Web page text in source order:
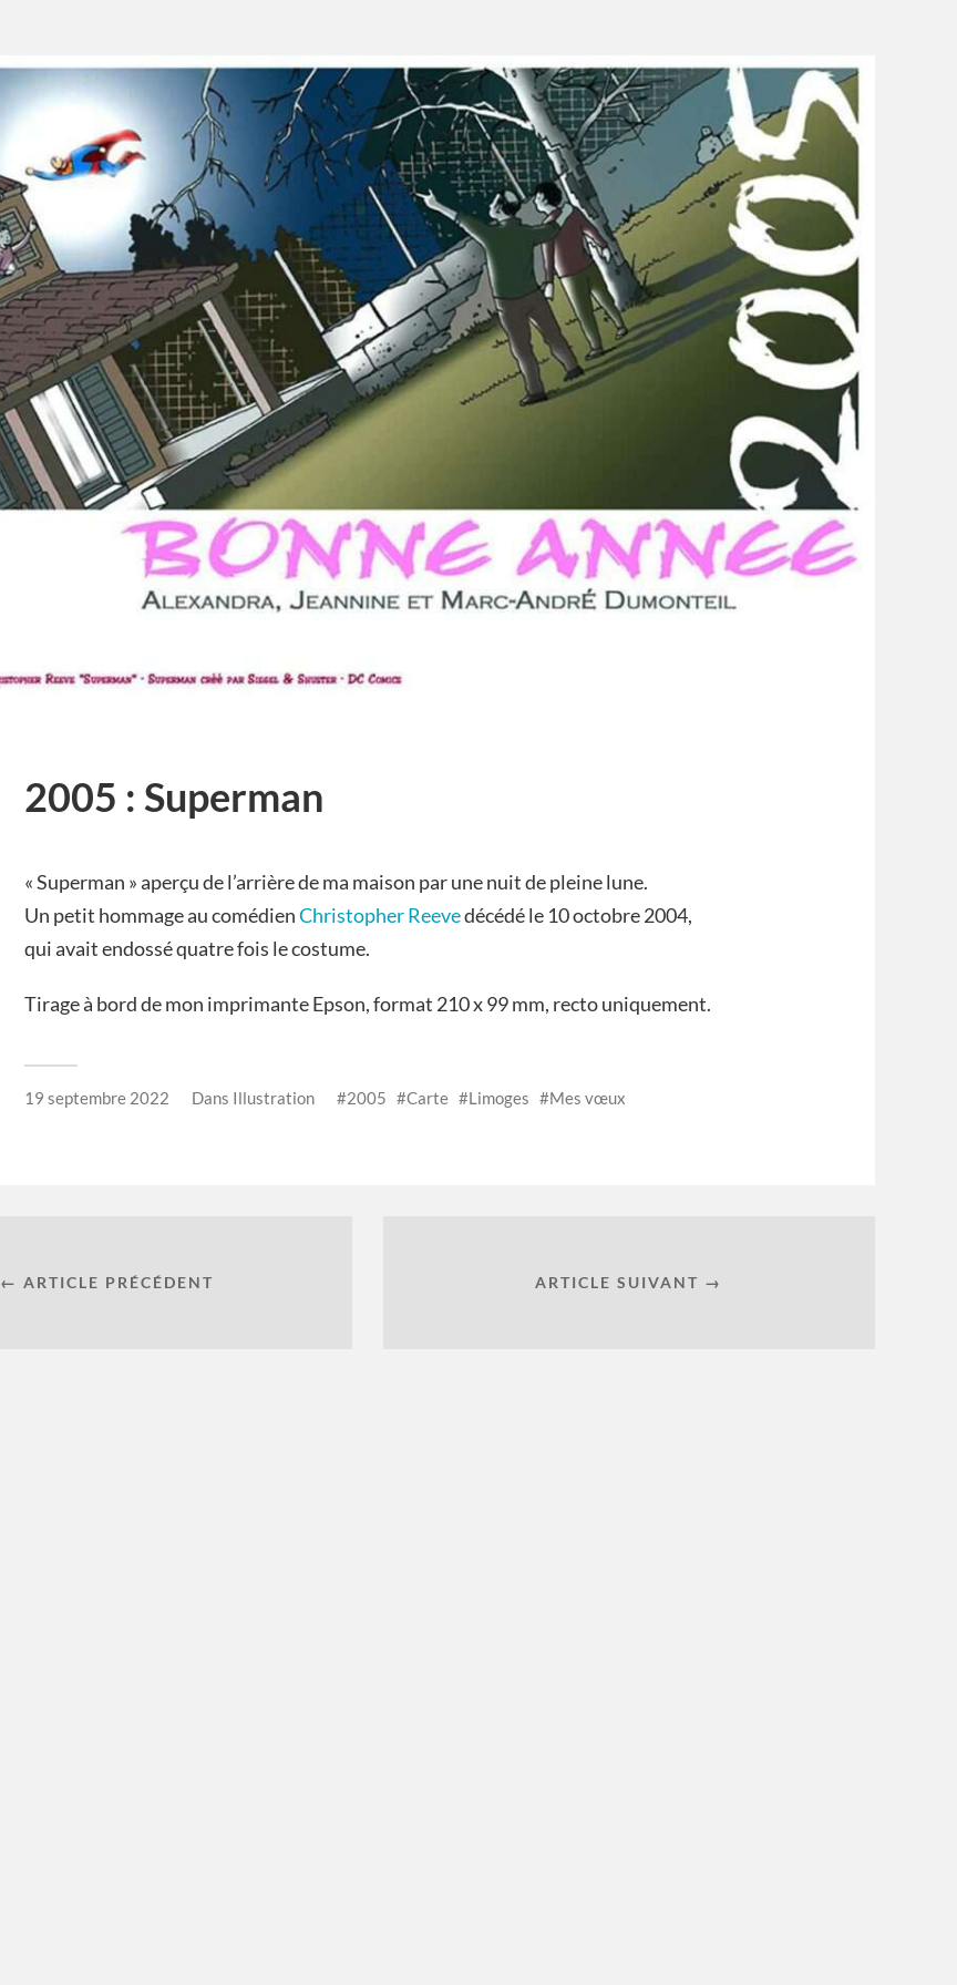
2005 : Superman
« Superman » aperçu de l’arrière de ma maison par une nuit de pleine lune.
Un petit hommage au comédienChristopher Reevedécédé le 10 octobre 2004,
qui avait endossé quatre fois le costume.
Tirage à bord de mon imprimante Epson, format 210 x 99 mm, recto uniquement.
19 septembre 2022 Dans Illustration 2005 Carte Limoges Mes vœux
← ARTICLE PRÉCÉDENT ARTICLE SUIVANT →